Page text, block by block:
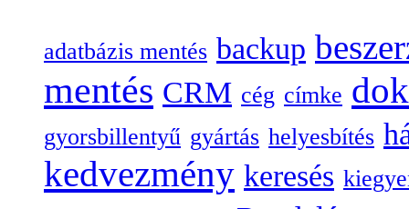
adatbázis mentés backup
mentés CRM cég címke
gyorsbillentyű gyártás helyesbítés
kedvezmény keresés